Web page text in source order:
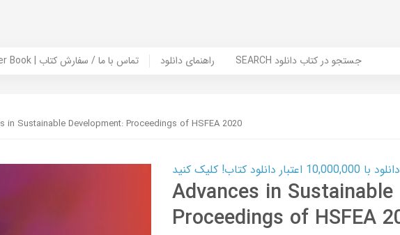
Contact Us / Order Book | تماس با ما / سفارش کتاب راهنمای دانلود SEARCH جستجو در کتاب دانلود
in Sustainable Development: Proceedings of HSFEA 2020
کتاب! کلیک کنید
Advances in
Proceedings of HSFEA